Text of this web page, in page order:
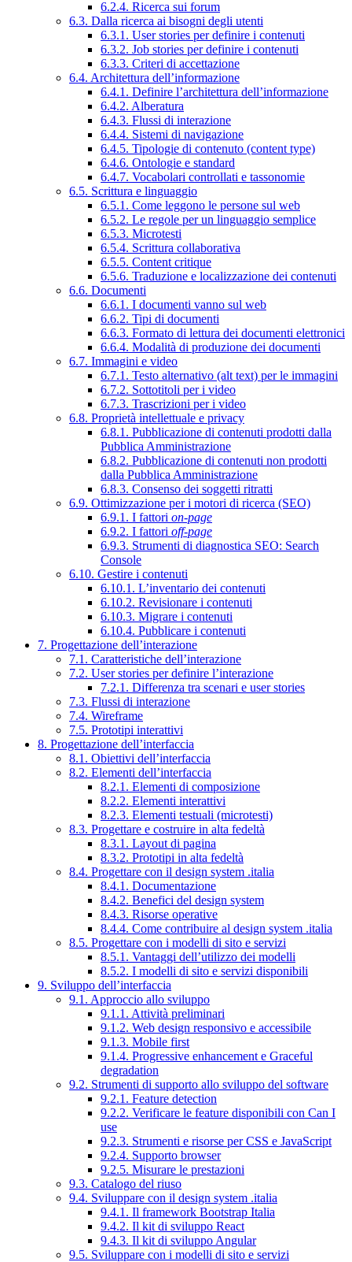
6.2.4. Ricerca sui forum
6.3. Dalla ricerca ai bisogni degli utenti
6.3.1. User stories per definire i contenuti
6.3.2. Job stories per definire i contenuti
6.3.3. Criteri di accettazione
6.4. Architettura dell’informazione
6.4.1. Definire l’architettura dell’informazione
6.4.2. Alberatura
6.4.3. Flussi di interazione
6.4.4. Sistemi di navigazione
6.4.5. Tipologie di contenuto (content type)
6.4.6. Ontologie e standard
6.4.7. Vocabolari controllati e tassonomie
6.5. Scrittura e linguaggio
6.5.1. Come leggono le persone sul web
6.5.2. Le regole per un linguaggio semplice
6.5.3. Microtesti
6.5.4. Scrittura collaborativa
6.5.5. Content critique
6.5.6. Traduzione e localizzazione dei contenuti
6.6. Documenti
6.6.1. I documenti vanno sul web
6.6.2. Tipi di documenti
6.6.3. Formato di lettura dei documenti elettronici
6.6.4. Modalità di produzione dei documenti
6.7. Immagini e video
6.7.1. Testo alternativo (alt text) per le immagini
6.7.2. Sottotitoli per i video
6.7.3. Trascrizioni per i video
6.8. Proprietà intellettuale e privacy
6.8.1. Pubblicazione di contenuti prodotti dalla
Pubblica Amministrazione
6.8.2. Pubblicazione di contenuti non prodotti
dalla Pubblica Amministrazione
6.8.3. Consenso dei soggetti ritratti
6.9. Ottimizzazione per i motori di ricerca (SEO)
6.9.1. I fattori on-page
6.9.2. I fattori off-page
6.9.3. Strumenti di diagnostica SEO: Search
Console
6.10. Gestire i contenuti
6.10.1. L’inventario dei contenuti
6.10.2. Revisionare i contenuti
6.10.3. Migrare i contenuti
6.10.4. Pubblicare i contenuti
7. Progettazione dell’interazione
7.1. Caratteristiche dell’interazione
7.2. User stories per definire l’interazione
7.2.1. Differenza tra scenari e user stories
7.3. Flussi di interazione
7.4. Wireframe
7.5. Prototipi interattivi
8. Progettazione dell’interfaccia
8.1. Obiettivi dell’interfaccia
8.2. Elementi dell’interfaccia
8.2.1. Elementi di composizione
8.2.2. Elementi interattivi
8.2.3. Elementi testuali (microtesti)
8.3. Progettare e costruire in alta fedeltà
8.3.1. Layout di pagina
8.3.2. Prototipi in alta fedeltà
8.4. Progettare con il design system .italia
8.4.1. Documentazione
8.4.2. Benefici del design system
8.4.3. Risorse operative
8.4.4. Come contribuire al design system .italia
8.5. Progettare con i modelli di sito e servizi
8.5.1. Vantaggi dell’utilizzo dei modelli
8.5.2. I modelli di sito e servizi disponibili
9. Sviluppo dell’interfaccia
9.1. Approccio allo sviluppo
9.1.1. Attività preliminari
9.1.2. Web design responsivo e accessibile
9.1.3. Mobile first
9.1.4. Progressive enhancement e Graceful
degradation
9.2. Strumenti di supporto allo sviluppo del software
9.2.1. Feature detection
9.2.2. Verificare le feature disponibili con Can I
use
9.2.3. Strumenti e risorse per CSS e JavaScript
9.2.4. Supporto browser
9.2.5. Misurare le prestazioni
9.3. Catalogo del riuso
9.4. Sviluppare con il design system .italia
9.4.1. Il framework Bootstrap Italia
9.4.2. Il kit di sviluppo React
9.4.3. Il kit di sviluppo Angular
9.5. Sviluppare con i modelli di sito e servizi